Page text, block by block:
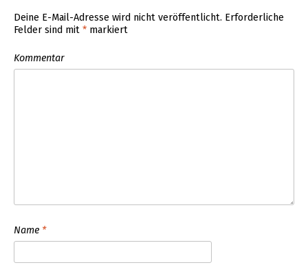
Deine E-Mail-Adresse wird nicht veröffentlicht. Erforderliche
Felder sind mit* markiert
Kommentar
Name *